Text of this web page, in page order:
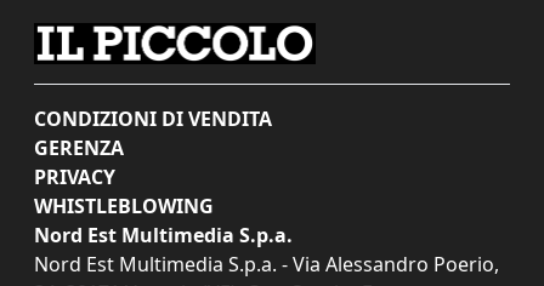
CONDIZIONI DI VENDITA
GERENZA
PRIVACY
WHISTLEBLOWING
Nord Est Multimedia S.p.a.
Nord Est Multimedia S.p.a. - Via Alessandro Poerio,